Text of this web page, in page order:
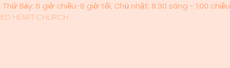
Bảy: 6 giờ chiều-8 giờ tối,​ Chủ nhật: 8:30 sáng - 1:00 chiều
HEART CHURCH